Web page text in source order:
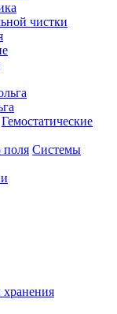
чистки
Гемостатические
Системы